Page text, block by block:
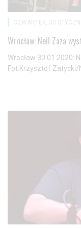
CZWARTEK, 30
Wrocław: Neil Zaza
Wrocław 30.01.2020:
Fot:Krzysztof Zatycki/